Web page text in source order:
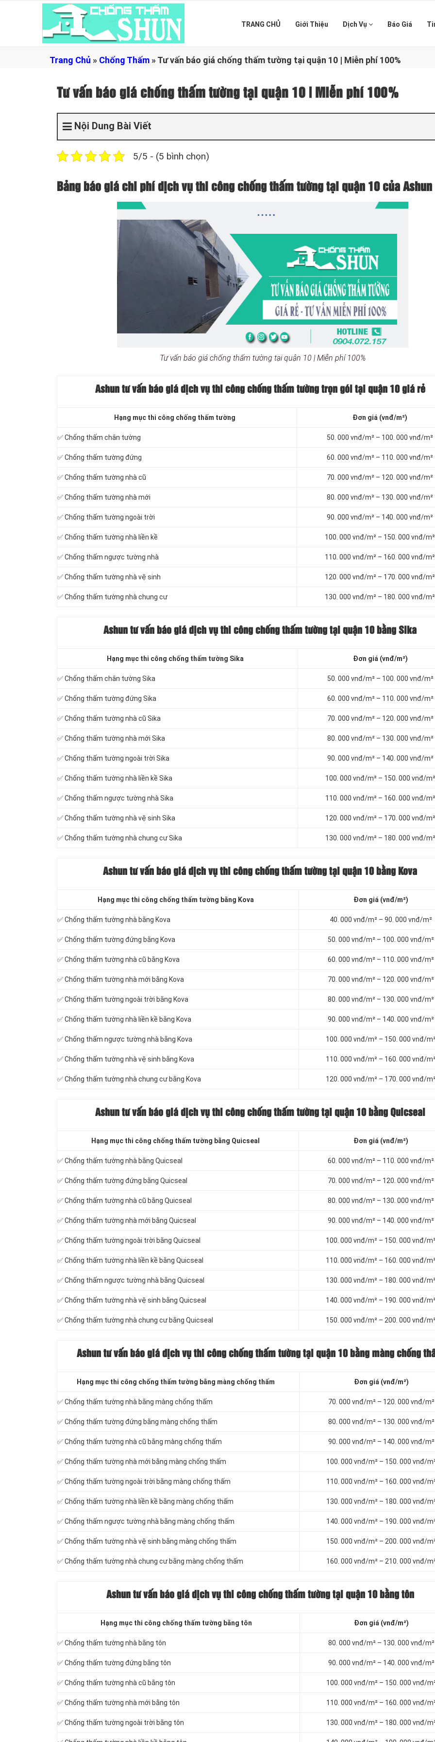
TRANG CHỦ Giới Thiệu Dịch Vụ Báo Giá
Trang Chủ » Chống Thấm »Tư vấn báo giá chống thấm tường tại quận 10 | Miễn phí 100%
Tư vấn báo giá chống thấm tường tại quận 10 | Miễn phí 100%
Nội Dung Bài Viết
5/5 - (5 bình chọn)
Bảng báo giá chi phí dịch vụ thi công chống thấm tường tại quận 10 của Ashun
Tư vấn báo giá chống thấm tường tại quận 10 | Miễn phí 100%
Ashun tư vấn báogiá dịch vụ thi công chống thấm tường trọn gói tại quận 10 giá rẻ
Hạng mục thi công chống thấm tường Đơn giá (vnđ/m²)
✅ Chống thấm chân tường 50. 000 vnđ/m² – 100. 000 vnđ/m²
✅ Chống thấm tường đứng 60. 000 vnđ/m² – 110. 000 vnđ/m²
✅ Chống thấm tường nhà cũ 70. 000 vnđ/m² – 120. 000 vnđ/m²
✅ Chống thấm tường nhà mới 80. 000 vnđ/m² – 130. 000 vnđ/m²
✅ Chống thấm tường ngoài trời 90. 000 vnđ/m² – 140. 000 vnđ/m²
✅ Chống thấm tường nhà liền kề 100. 000 vnđ/m² – 150. 000 vnđ/m²
✅ Chống thấm ngược tường nhà 110. 000 vnđ/m² – 160. 000 vnđ/m²
✅ Chống thấm tường nhà vệ sinh 120. 000 vnđ/m² – 170. 000 vnđ/m²
✅ Chống thấm tường nhà chung cư 130. 000 vnđ/m² – 180. 000 vnđ/m²
Ashun tư vấn báo giá dịch vụ thi công chống thấm tường tại quận 10 bằng Sika
Hạng mục thi công chống thấm tường Sika Đơn giá (vnđ/m²)
✅ Chống thấm chân tường Sika 50. 000 vnđ/m² – 100. 000 vnđ/m²
✅ Chống thấm tường đứng Sika 60. 000 vnđ/m² – 110. 000 vnđ/m²
✅ Chống thấm tường nhà cũ Sika 70. 000 vnđ/m² – 120. 000 vnđ/m²
✅ Chống thấm tường nhà mới Sika 80. 000 vnđ/m² – 130. 000 vnđ/m²
✅ Chống thấm tường ngoài trời Sika 90. 000 vnđ/m² – 140. 000 vnđ/m²
✅ Chống thấm tường nhà liền kề Sika 100. 000 vnđ/m² – 150. 000 vnđ/m²
✅ Chống thấm ngược tường nhà Sika 110. 000 vnđ/m² – 160. 000 vnđ/m²
✅ Chống thấm tường nhà vệ sinh Sika 120. 000 vnđ/m² – 170. 000 vnđ/m²
✅ Chống thấm tường nhà chung cư Sika 130. 000 vnđ/m² – 180. 000 vnđ/m²
Ashun tư vấn báo giá dịch vụ thi công chống thấm tường tại quận 10 bằng Kova
Hạng mục thi công chống thấm tường bằng Kova Đơn giá (vnđ/m²)
✅ Chống thấm tường nhà bằng Kova 40. 000 vnđ/m² – 90. 000 vnđ/m²
✅ Chống thấm tường đứng bằng Kova 50. 000 vnđ/m² – 100. 000 vnđ/m²
✅ Chống thấm tường nhà cũ bằng Kova 60. 000 vnđ/m² – 110. 000 vnđ/m²
✅ Chống thấm tường nhà mới bằng Kova 70. 000 vnđ/m² – 120. 000 vnđ/m²
✅ Chống thấm tường ngoài trời bằng Kova 80. 000 vnđ/m² – 130. 000 vnđ/m²
✅ Chống thấm tường nhà liền kề bằng Kova 90. 000 vnđ/m² – 140. 000 vnđ/m²
✅ Chống thấm ngược tường nhà bằng Kova 100. 000 vnđ/m² – 150. 000 vnđ/
✅ Chống thấm tường nhà vệ sinh bằng Kova 110. 000 vnđ/m² – 160. 000 vnđ/
✅ Chống thấm tường nhà chung cư bằng Kova 120. 000 vnđ/m² – 170. 000 vnđ/
Ashun tư vấn báogiá dịch vụ thi công chống thấm tường tại quận 10 bằng Quicseal
Hạng mục thi công chống thấm tường bằng Quicseal Đơn giá (vnđ/m²)
✅ Chống thấm tường nhà bằng Quicseal 60. 000 vnđ/m² – 110. 000 vnđ/m²
✅ Chống thấm tường đứng bằng Quicseal 70. 000 vnđ/m² – 120. 000 vnđ/m²
✅ Chống thấm tường nhà cũ bằng Quicseal 80. 000 vnđ/m² – 130. 000 vnđ/m²
✅ Chống thấm tường nhà mới bằng Quicseal 90. 000 vnđ/m² – 140. 000 vnđ/m²
✅ Chống thấm tường ngoài trời bằng Quicseal 100. 000 vnđ/m² – 150. 000 vnđ/
✅ Chống thấm tường nhà liền kề bằng Quicseal 110. 000 vnđ/m² – 160. 000 vnđ/
✅ Chống thấm ngược tường nhà bằng Quicseal 130. 000 vnđ/m² – 180. 000 vnđ/
✅ Chống thấm tường nhà vệ sinh bằng Quicseal 140. 000 vnđ/m² – 190. 000 vnđ/
✅ Chống thấm tường nhà chung cư bằng Quicseal 150. 000 vnđ/m² – 200. 000 vnđ/
Ashun tư vấn báogiá dịch vụ thi công chống thấm tường tại quận 10 bằng màng chống
Hạng mục thi công chống thấm tường bằng màng chống thấm Đơn giá (vnđ/m²)
✅ Chống thấm tường nhà bằng màng chống thấm 70. 000 vnđ/m² – 120. 000 vnđ/m²
✅ Chống thấm tường đứng bằng màng chống thấm 80. 000 vnđ/m² – 130. 000 vnđ/m²
✅ Chống thấm tường nhà cũ bằng màng chống thấm 90. 000 vnđ/m² – 140. 000 vnđ/m²
✅ Chống thấm tường nhà mới bằng màng chống thấm 100. 000 vnđ/m² – 150. 000 vnđ/
✅ Chống thấm tường ngoài trời bằng màng chống thấm 110. 000 vnđ/m² – 160. 000 vnđ/
✅ Chống thấm tường nhà liền kề bằng màng chống thấm 130. 000 vnđ/m² – 180. 000 vnđ/
✅ Chống thấm ngược tường nhà bằng màng chống thấm 140. 000 vnđ/m² – 190. 000 vnđ/
✅ Chống thấm tường nhà vệ sinh bằng màng chống thấm 150. 000 vnđ/m² – 200. 000 vnđ/
✅ Chống thấm tường nhà chung cư bằng màng chống thấm 160. 000 vnđ/m² – 210. 000 vnđ/
Ashun tư vấn báogiá dịch vụ thi công chống thấm tường tại quận 10 bằng tôn
Hạng mục thi công chống thấm tường bằng tôn Đơn giá (vnđ/m²)
✅ Chống thấm tường nhà bằng tôn 80. 000 vnđ/m² – 130. 000 vnđ/m²
✅ Chống thấm tường đứng bằng tôn 90. 000 vnđ/m² – 140. 000 vnđ/m²
✅ Chống thấm tường nhà cũ bằng tôn 100. 000 vnđ/m² – 150. 000 vnđ/
✅ Chống thấm tường nhà mới bằng tôn 110. 000 vnđ/m² – 160. 000 vnđ/
✅ Chống thấm tường ngoài trời bằng tôn 130. 000 vnđ/m² – 180. 000 vnđ/